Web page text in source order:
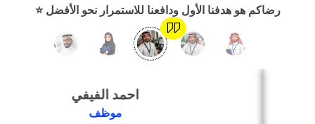
رضاكم هو هدفنا الأول ودافعنا للاستمرار نحو الأفضل ⭐
احمد الفيفي
تصميم موقع/متجر/تطبيق